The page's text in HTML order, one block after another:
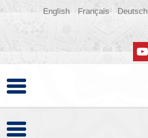
Deutsch
Français
English